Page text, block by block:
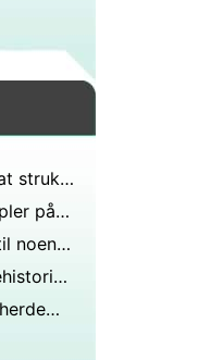
Hvorfor er det nødvendig at strukturerte avfallshåndteringsplaner implementeres og følges?
Hvilke elementer er eksempler på personlig identifiserbar informasjon som bør beskyttes?
Kan medisinske regninger til noen som er skadet på eiendommen din dekkes av huseierforsikring?
Hvor lenge holdes en helsehistorie i California. Dette spørsmålet er stilt referansen til å bli oppdatert årlig. Kan forrige år ødelegges?
Hvordan fjerner du betongherdemasse fra bilfinishen min?